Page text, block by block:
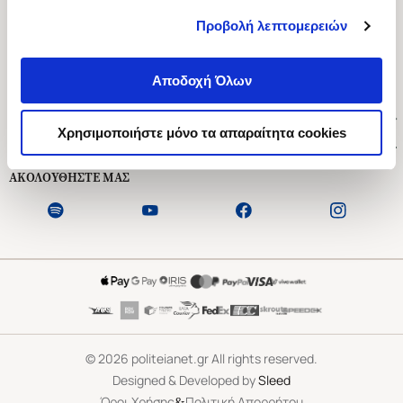
Προβολή λεπτομερειών
Αποδοχή Όλων
Χρησιμοποιήστε μόνο τα απαραίτητα cookies
Ασκληπιού 1-3, Αθήνα 106 79
Δευτέρα - Παρασκευή 09:00-21:00
Εξυπηρέτηση Πελατών
ΑΚΟΛΟΥΘΗΣΤΕ ΜΑΣ
©2026 politeianet.gr All rights reserved.
Designed & Developed bySleed